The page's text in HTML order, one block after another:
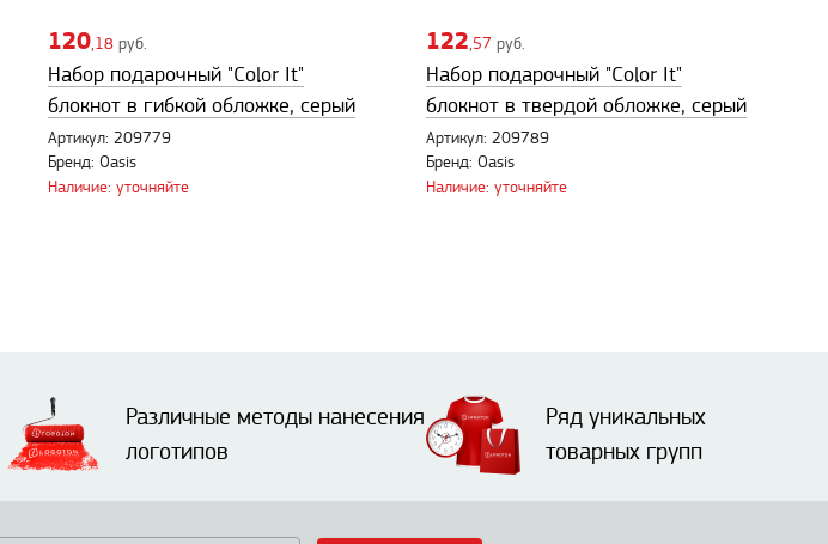
120,18 руб.
Набор подарочный "Color It"
блокнот в гибкой обложке, серый
Артикул: 209779
Бренд: Oasis
Наличие: уточняйте
122,57 руб.
Набор подарочный "Color It"
блокнот в твердой обложке, серый
Артикул: 209789
Бренд: Oasis
Наличие: уточняйте
Различные методы нанесения
логотипов
Ряд уникальных
товарных групп